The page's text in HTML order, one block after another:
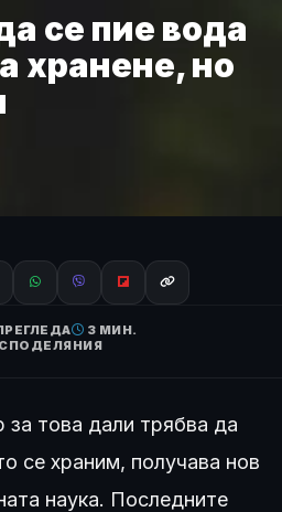
се пие вода
хранене, но
3 МИН.
СПОДЕЛЯНИЯ
това дали трябва да
се храним, получава нов
наука. Последните